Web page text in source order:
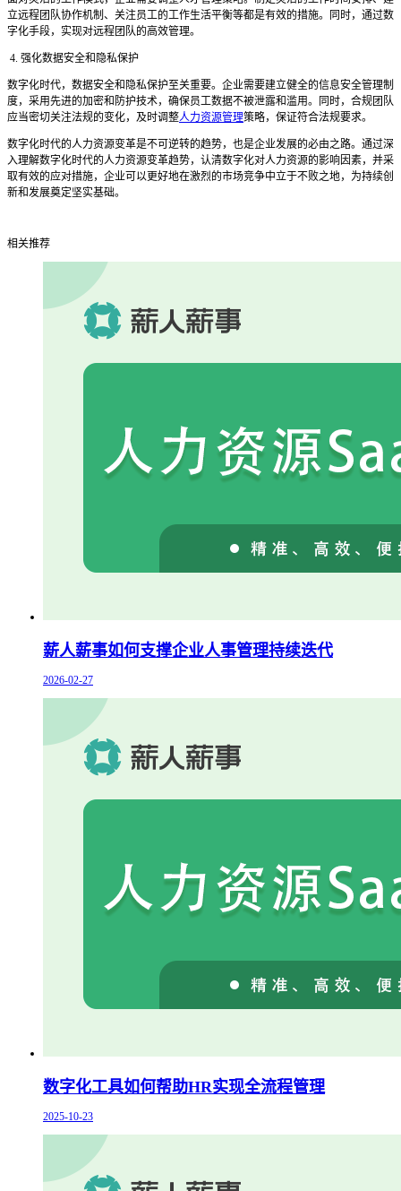
立远程团队协作机制、关注员工的工作生活平衡等都是有效的措施。同时，通过数
字化手段，实现对远程团队的高效管理。
4. 强化数据安全和隐私保护
数字化时代，数据安全和隐私保护至关重要。企业需要建立健全的信息安全管理制
度，采用先进的加密和防护技术，确保员工数据不被泄露和滥用。同时，合规团队
应当密切关注法规的变化，及时调整人力资源管理策略，保证符合法规要求。
数字化时代的人力资源变革是不可逆转的趋势，也是企业发展的必由之路。通过深
入理解数字化时代的人力资源变革趋势，认清数字化对人力资源的影响因素，并采
取有效的应对措施，企业可以更好地在激烈的市场竞争中立于不败之地，为持续创
新和发展奠定坚实基础。
相关推荐
薪人薪事如何支撑企业人事管理持续迭代
2026-02-27
数字化工具如何帮助HR实现全流程管理
2025-10-23